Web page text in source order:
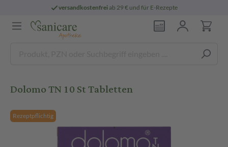
versandkostenfreiab 29 € und für E-Rezepte
Dolomo TN 10 St Tabletten
Rezeptpflichtig